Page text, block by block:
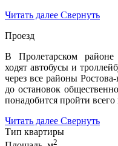
Читать далее Свернуть
Проезд
В Пролетарском районе
ходят автобусы и
через все районы
до остановок
понадобится пройти всего
Читать далее Свернуть
Тип квартиры
2